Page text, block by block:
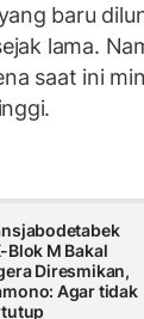
baru
lama.
saat ini
Blok M Bakal
Diresmikan,
Agar tidak